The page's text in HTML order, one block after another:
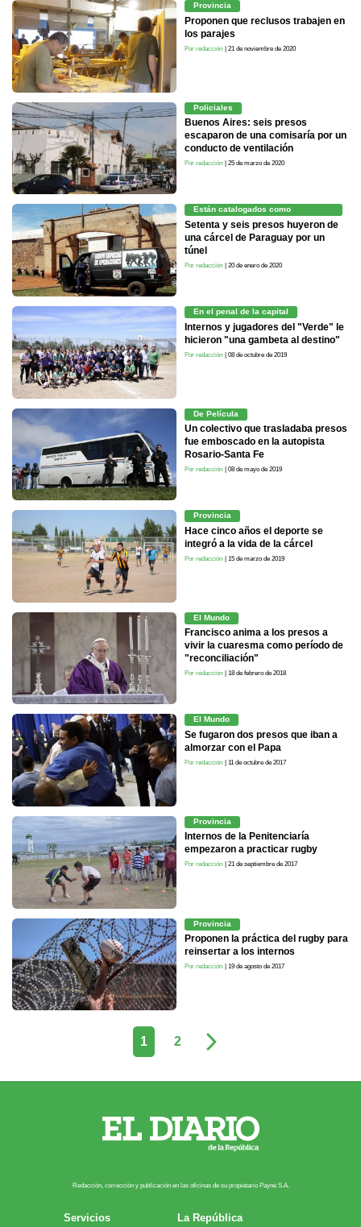
Provincia
Proponen que reclusos trabajen en
los parajes
Por redacción | 21 de noviembre de 2020
Policiales
Buenos Aires: seis presos
escaparon de una comisaría por un
conducto de ventilación
Por redacción | 25 de marzo de 2020
Están catalogados como
peligrosos
Setenta y seis presos huyeron de
una cárcel de Paraguay por un
túnel
Por redacción | 20 de enero de 2020
En el penal de la capital
Internos y jugadores del "Verde" le
hicieron "una gambeta al destino"
Por redacción | 08 de octubre de 2019
De Película
Un colectivo que trasladaba presos
fue emboscado en la autopista
Rosario-Santa Fe
Por redacción | 08 de mayo de 2019
Provincia
Hace cinco años el deporte se
integró a la vida de la cárcel
Por redacción | 15 de marzo de 2019
El Mundo
Francisco anima a los presos a
vivir la cuaresma como período de
"reconciliación"
Por redacción | 18 de febrero de 2018
El Mundo
Se fugaron dos presos que iban a
almorzar con el Papa
Por redacción | 11 de octubre de 2017
Provincia
Internos de la Penitenciaría
empezaron a practicar rugby
Por redacción | 21 de septiembre de 2017
Provincia
Proponen la práctica del rugby para
reinsertar a los internos
Por redacción | 19 de agosto de 2017
1 2
Redacción, corrección y publicación en las oficinas de su propietario Payn​é S.A.
Servicios
La República